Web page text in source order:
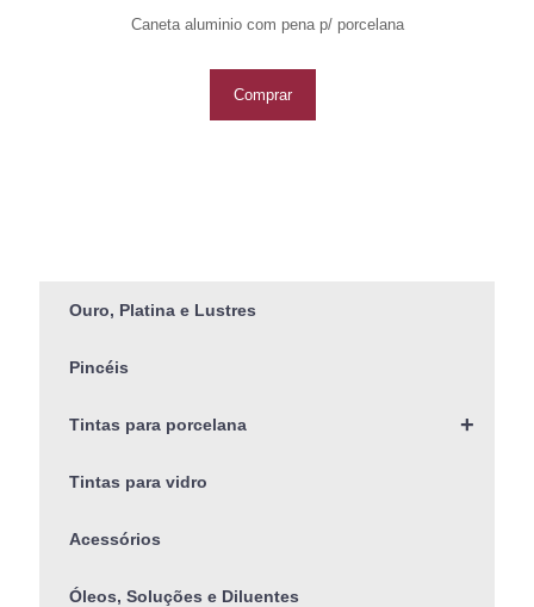
Caneta aluminio com pena p/ porcelana
Comprar
Ouro, Platina e Lustres
Pincéis
+
Tintas para porcelana
Tintas para vidro
Acessórios
Óleos, Soluções e Diluentes